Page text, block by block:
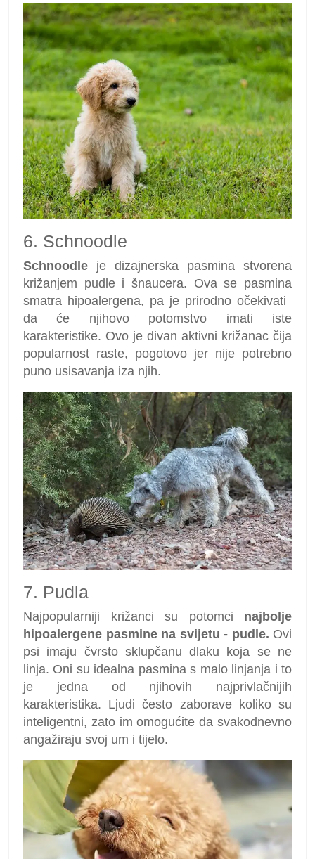
6. Schnoodle
Schnoodle je dizajnerska pasmina stvorena
križanjem pudle i šnaucera. Ova se pasmina
smatra hipoalergena, pa je prirodno očekivati ​​
da će njihovo potomstvo imati iste
karakteristike. Ovo je divan aktivni križanac čija
popularnost raste, pogotovo jer nije potrebno
puno usisavanja iza njih.
7. Pudla
Najpopularniji križanci su potomci najbolje
hipoalergene pasmine na svijetu - pudle. Ovi
psi imaju čvrsto sklupčanu dlaku koja se ne
linja. Oni su idealna pasmina s malo linjanja i to
je jedna od njihovih najprivlačnijih
karakteristika. Ljudi često zaborave koliko su
inteligentni, zato im omogućite da svakodnevno
angažiraju svoj um i tijelo.